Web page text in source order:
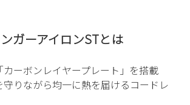
ガーアイロンSTとは
カーボンレイヤープレート」を搭載
守りながら均一に熱を届けるコードレ